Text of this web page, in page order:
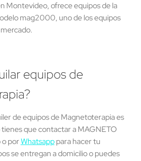
Montevideo, ofrece equipos de la
mag2000, uno de los equipos
equipos de
de equipos de Magnetoterapia es
tienes que contactar a MAGNETO
o porWhatsapppara hacer tu
se entregan a domicilio o puedes